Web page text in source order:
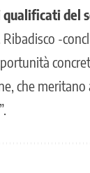
qualificati del
. Ribadisco -
che meritano